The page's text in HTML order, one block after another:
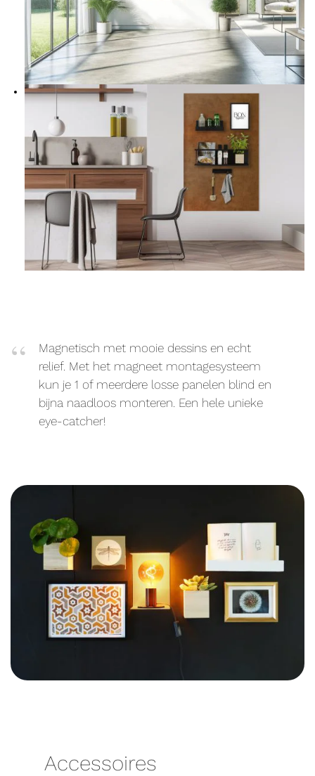
Magnetisch met mooie dessins en echt
relief. Met het magneet montagesysteem
kun je 1 of meerdere losse panelen blind en
bijna naadloos monteren. Een hele unieke
eye-catcher!
Accessoires